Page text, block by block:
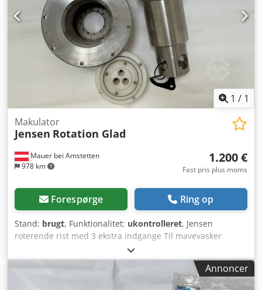
1 / 1
Mauer bei Amstetten
978 km
Makulator
Jensen Rotation Glad
1.200 €
Fast pris plus moms
Forespørge Ring op
Stand: brugt, Funktionalitet: ukontrolleret, Jensen
roterende rist med 3 ekstra indgange Til mavevasker
Annoncer